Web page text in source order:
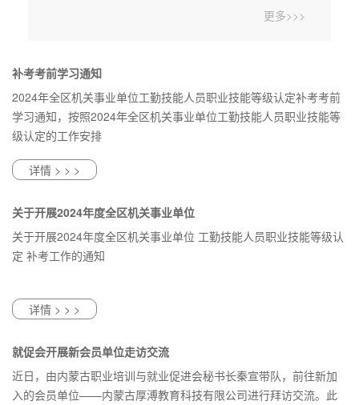
更多>>>
补考考前学习通知
2024年全区机关事业单位工勤技能人员职业技能等级认定补考考前
学习通知，按照2024年全区机关事业单位工勤技能人员职业技能等
级认定的工作安排
详情 > > >
关于开展2024年度全区机关事业单位
工勤技能人员职业技能等级认定 补考
工作的通知
关于开展2024年度全区机关事业单位 工勤技能人员职业技能等级认
定 补考工作的通知
详情 > > >
就促会开展新会员单位走访交流
近日，由内蒙古职业培训与就业促进会秘书长秦宣带队，前往新加
入的会员单位——内蒙古厚溥教育科技有限公司进行拜访交流。此